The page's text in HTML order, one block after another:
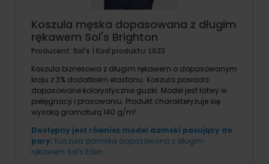
Koszula męska dopasowana z długim
rękawem Sol's Brighton
Producent: Sol's | Kod produktu: L633
Koszula biznesowa z długim rękawem o dopasowanym
kroju z 3% dodatkiem elastanu. Koszula posiada
dopasowane kolorystycznie guziki. Model jest łatwy w
pielęgnacji i prasowaniu. Produkt charakteryzuje się
wysoką gramaturą 140 g/m² .
Dostępny jest również model damski pasujący do
pary: Koszula damska dopasowana z długim
rękawem Sol's Eden